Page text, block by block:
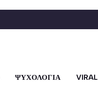
ΨΥΧΟΛΟΓΙΑ VIRAL